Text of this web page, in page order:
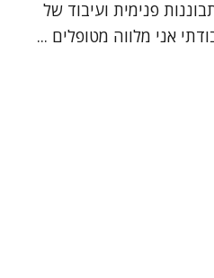
פנימית ועיבוד של
אני מלווה מטופלים ...